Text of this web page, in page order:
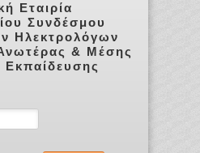
Εταιρία
Συνδέσμου
Ηλεκτρολόγων
& Μέσης
Εκπαίδευσης